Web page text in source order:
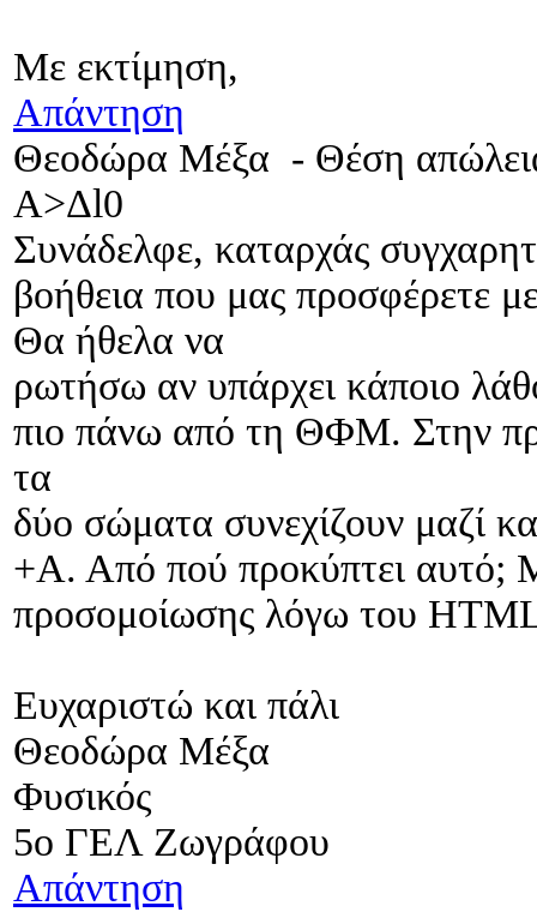
Με εκτίμηση,
Απάντηση
Θεοδώρα Μέξα - Θέση
A>Δl0
Συνάδελφε, καταρχάς
βοήθεια που μας προσφέρετε
Θα ήθελα να
ρωτήσω αν υπάρχει κάποιο
πιο πάνω από τη ΘΦΜ. Στην
τα
δύο σώματα συνεχίζουν μαζί
+Α. Από πού προκύπτει αυτό;
προσομοίωσης λόγω του
Ευχαριστώ και πάλι
Θεοδώρα Μέξα
Φυσικός
5ο ΓΕΛ Ζωγράφου
Απάντηση